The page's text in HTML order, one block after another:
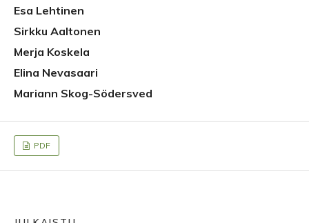
Esa Lehtinen
Sirkku Aaltonen
Merja Koskela
Elina Nevasaari
Mariann Skog-Södersved
PDF